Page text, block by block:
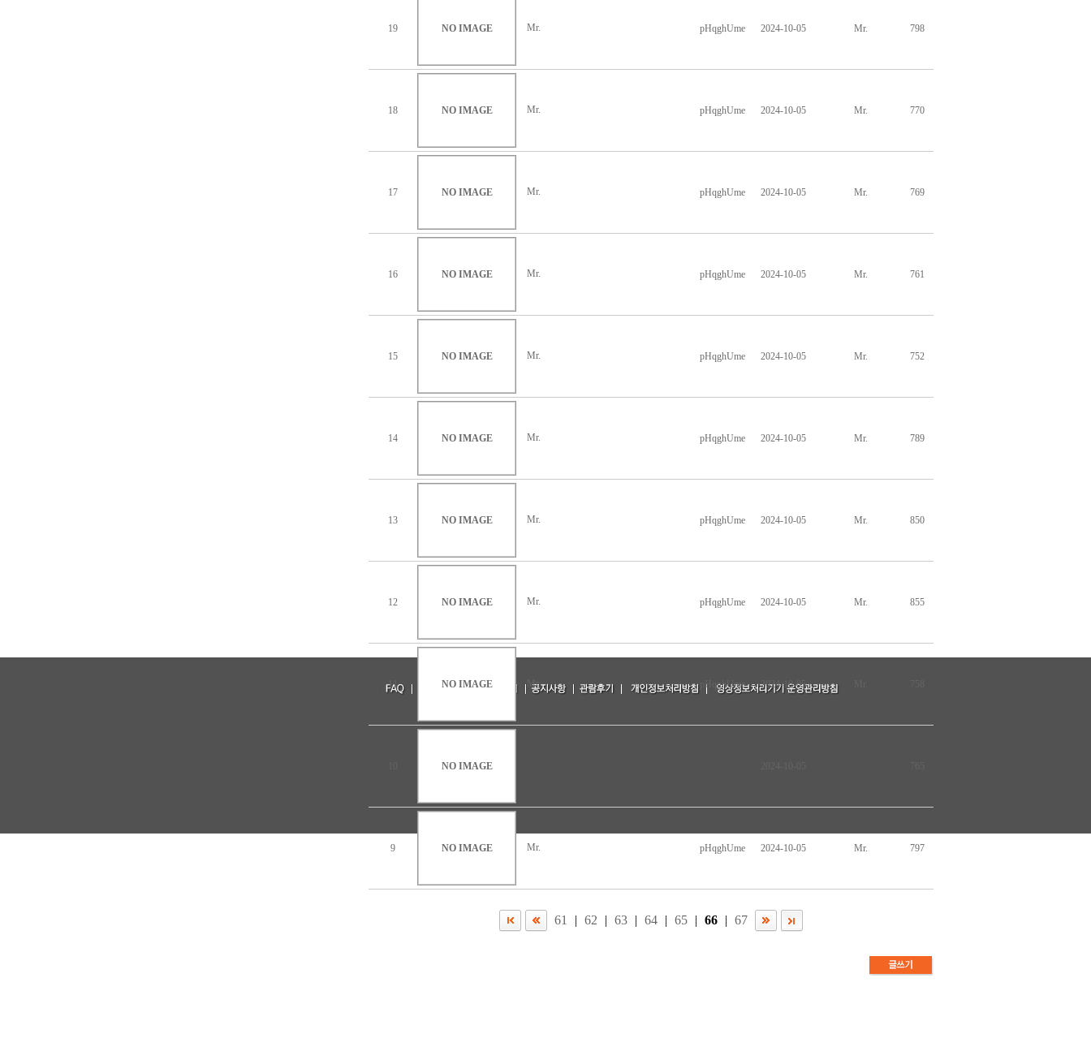
19 NO IMAGE Mr. pHqghUme 2024-10-05 Mr. 798
18 NO IMAGE Mr. pHqghUme 2024-10-05 Mr. 770
17 NO IMAGE Mr. pHqghUme 2024-10-05 Mr. 769
16 NO IMAGE Mr. pHqghUme 2024-10-05 Mr. 761
15 NO IMAGE Mr. pHqghUme 2024-10-05 Mr. 752
14 NO IMAGE Mr. pHqghUme 2024-10-05 Mr. 789
13 NO IMAGE Mr. pHqghUme 2024-10-05 Mr. 850
12 NO IMAGE Mr. pHqghUme 2024-10-05 Mr. 855
11 NO IMAGE Mr. pHqghUme 2024-10-05
NO IMAGE
9 NO IMAGE Mr. pHqghUme 2024-10-05 Mr. 797
61 | 62 | 63 | 64 | 65 | 66 | 67